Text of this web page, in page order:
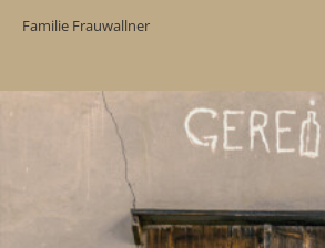
Familie Frauwallner